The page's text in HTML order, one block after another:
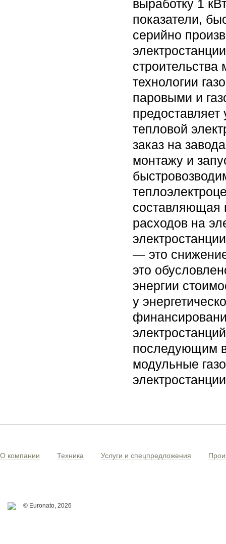
выработку 1
показатели,
серийно
технологии
паровыми и
предоставляет
тепловой
заказ на
монтажу и
составляющая
расходов на
— это снижение
это
энергии
у
последующим
модульные
О компании Техника Услуги и спецпредложения
© Euronato, 2026